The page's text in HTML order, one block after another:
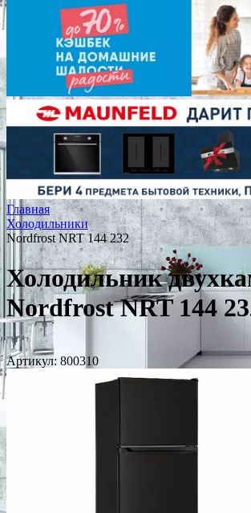
Главная
Холодильники
Nordfrost NRT 144 232
Холодильник
Nordfrost NRT 144
Артикул: 800310